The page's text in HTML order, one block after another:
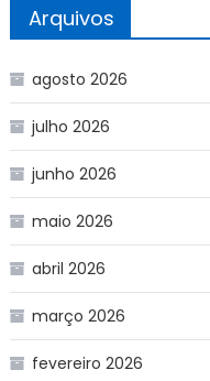
Arquivos
agosto 2026
julho 2026
junho 2026
maio 2026
abril 2026
março 2026
fevereiro 2026